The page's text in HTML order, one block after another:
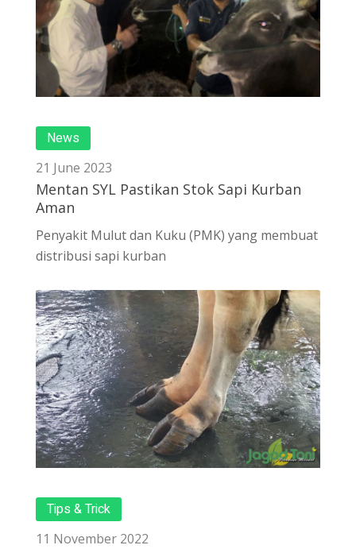
News
21 June 2023
Mentan SYL Pastikan Stok Sapi Kurban
Aman
Penyakit Mulut dan Kuku (PMK) yang membuat
distribusi sapi kurban
Tips & Trick
11 November 2022